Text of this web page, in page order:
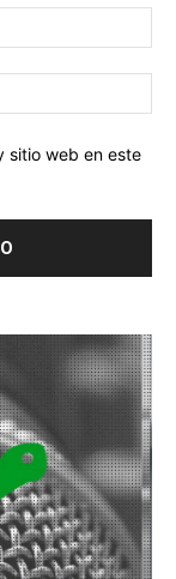
sitio web en este